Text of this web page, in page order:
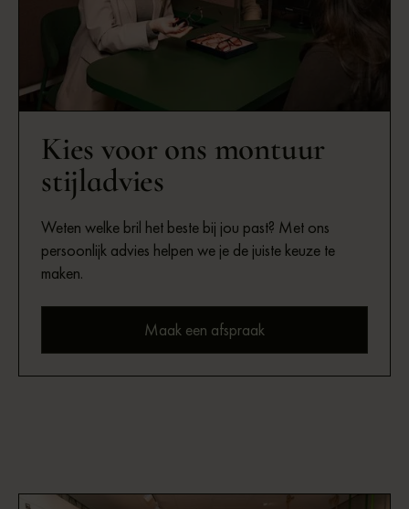
Kies voor ons montuur
stijladvies
Weten welke bril het beste bij jou past? Met ons
persoonlijk advies helpen we je de juiste keuze te
maken.
Maak een afspraak